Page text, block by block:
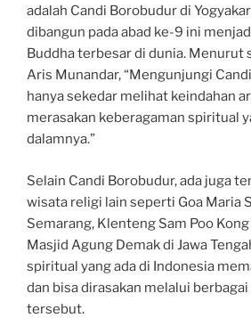
adalah Candi Borobudur di
dibangun pada abad ke-9 ini
Buddha terbesar di dunia. Menurut
Aris Munandar, “Mengunjungi
hanya sekedar melihat keindahan
merasakan keberagaman spiritual
dalamnya.”
Selain Candi Borobudur, ada juga
wisata religi lain seperti Goa Maria
Semarang, Klenteng Sam Poo
Masjid Agung Demak di Jawa
spiritual yang ada di Indonesia
dan bisa dirasakan melalui
tersebut.